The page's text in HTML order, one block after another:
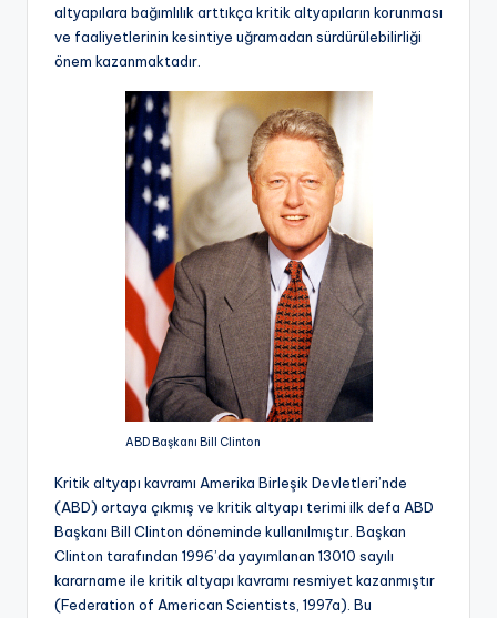
altyapılara bağımlılık arttıkça kritik altyapıların korunması
ve faaliyetlerinin kesintiye uğramadan sürdürülebilirliği
önem kazanmaktadır.
ABD Başkanı Bill Clinton
Kritik altyapı kavramı Amerika Birleşik Devletleri’nde
(ABD) ortaya çıkmış ve kritik altyapı terimi ilk defa ABD
Başkanı Bill Clinton döneminde kullanılmıştır. Başkan
Clinton tarafından 1996’da yayımlanan 13010 sayılı
kararname ile kritik altyapı kavramı resmiyet kazanmıştır
(Federation of American Scientists, 1997a). Bu